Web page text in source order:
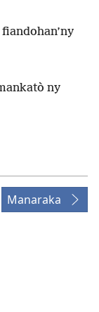
ny
Manaraka